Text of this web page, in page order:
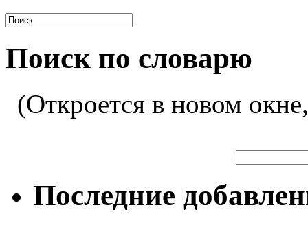
Поиск по словарю
(Откроется в новом
Последние